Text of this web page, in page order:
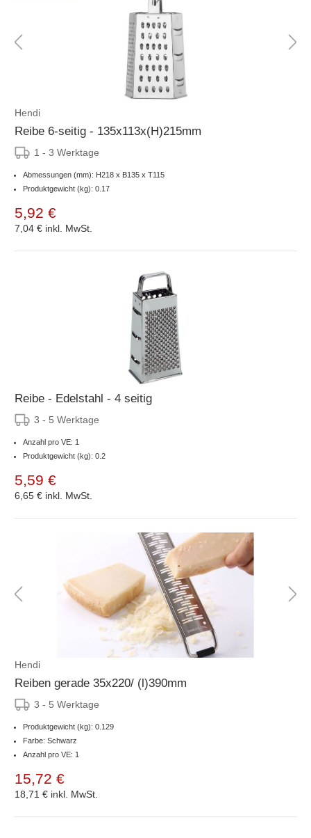
Hendi
Reibe 6-seitig - 135x113x(H)215mm
1 - 3 Werktage
Abmessungen (mm): H218 x B135 x T115
Produktgewicht (kg): 0.17
5,92 €
7,04 € inkl. MwSt.
Reibe - Edelstahl - 4 seitig
3 - 5 Werktage
Anzahl pro VE: 1
Produktgewicht (kg): 0.2
5,59 €
6,65 € inkl. MwSt.
Hendi
Reiben gerade 35x220/ (l)390mm
3 - 5 Werktage
Produktgewicht (kg): 0.129
Farbe: Schwarz
Anzahl pro VE: 1
15,72 €
18,71 € inkl. MwSt.